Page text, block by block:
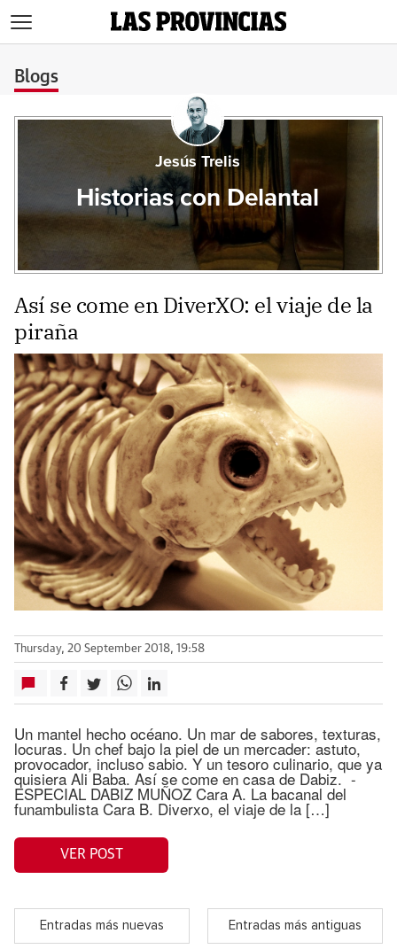
Blogs
Jesús Trelis
Historias con Delantal
Así se come en DiverXO: el viaje de la
piraña
Thursday, 20 September 2018, 19:58
Un mantel hecho océano. Un mar de sabores, texturas,
locuras. Un chef bajo la piel de un mercader: astuto,
provocador, incluso sabio. Y un tesoro culinario, que ya
quisiera Ali Baba. Así se come en casa de Dabiz. -
ESPECIAL DABIZ MUÑOZ Cara A. La bacanal del
funambulista Cara B. Diverxo, el viaje de la […]
VER POST
Entradas más nuevas Entradas más antiguas